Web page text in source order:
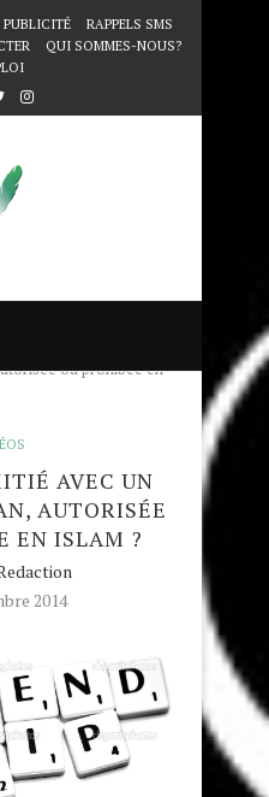
PUBLICITÉ
RAPPELS SMS
QUI SOMMES-NOUS?
ou prohibée en
AVEC UN
AUTORISÉE
EN ISLAM ?
2014